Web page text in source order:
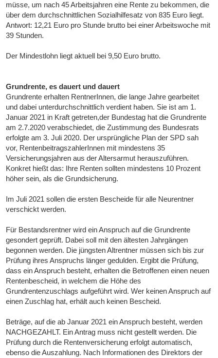
müsse, um nach 45 Arbeitsjahren eine Rente zu bekommen, die
über dem durchschnittlichen Sozialhilfesatz von 835 Euro liegt.
Antwort: 12,21 Euro pro Stunde brutto bei einer Arbeitswoche mit
39 Stunden.
Der Mindestlohn liegt aktuell bei 9,50 Euro brutto.
Grundrente, es dauert und dauert
Grundrente erhalten RentnerInnen, die lange Jahre gearbeitet
und dabei unterdurchschnittlich verdient haben. Sie ist am 1.
Januar 2021 in Kraft getreten,der Bundestag hat die Grundrente
am 2.7.2020 verabschiedet, die Zustimmung des Bundesrats
erfolgte am 3. Juli 2020. Der ursprüngliche Plan der SPD sah
vor, RentenbeitragszahlerInnen mit mindestens 35
Versicherungsjahren aus der Altersarmut herauszuführen.
Konkret hießt das: Ihre Renten sollten mindestens 10 Prozent
höher sein, als die Grundsicherung.
Im Juli 2021 sollen die ersten Bescheide für alle Neurentner
verschickt werden.
Für Bestandsrentner wird ein Anspruch auf die Grundrente
gesondert geprüft. Dabei soll mit den ältesten Jahrgängen
begonnen werden. Die jüngsten Altrentner müssen sich bis zur
Prüfung ihres Anspruchs länger gedulden. Ergibt die Prüfung,
dass ein Anspruch besteht, erhalten die Betroffenen einen neuen
Rentenbescheid, in welchem die Höhe des
Grundrentenzuschlags aufgeführt wird. Wer keinen Anspruch auf
einen Zuschlag hat, erhält auch keinen Bescheid.
Beträge, auf die ab Januar 2021 ein Anspruch besteht, werden
NACHGEZAHLT. Ein Antrag muss nicht gestellt werden. Die
Prüfung durch die Rentenversicherung erfolgt automatisch,
ebenso die Auszahlung. Nach Informationen des Direktors der